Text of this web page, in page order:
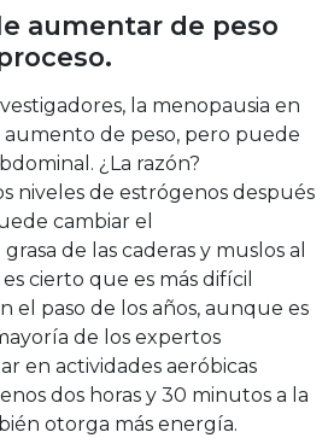
aumentar de peso
la menopausia en
aumento de peso, pero puede
¿La razón?
niveles de estrógenos después
cambiar el
de las caderas y muslos al
cierto que es más difícil
el paso de los años, aunque es
de los expertos
en actividades aeróbicas
dos horas y 30 minutos a la
otorga más energía.